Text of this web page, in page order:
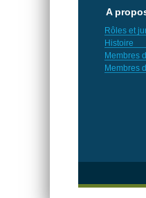
A
Rôles et
Histoire
Membres
Membres